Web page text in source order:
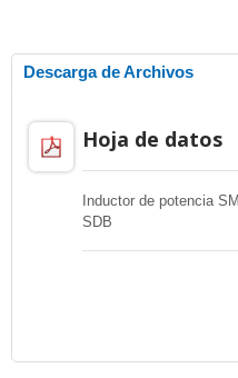
Descarga de Archivos
Hoja de datos
Inductor de potencia
SDB